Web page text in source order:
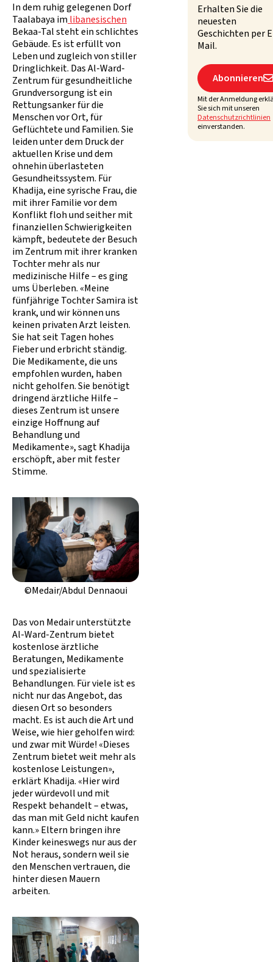
In dem ruhig gelegenen Dorf
Taalabaya imlibanesischen
Bekaa-Tal steht ein schlichtes
Gebäude. Es ist erfüllt von
Leben und zugleich von stiller
Dringlichkeit. Das Al-Ward-
Zentrum für gesundheitliche
Grundversorgung ist ein
Rettungsanker für die
Menschen vor Ort, für
Geflüchtete und Familien. Sie
leiden unter dem Druck der
aktuellen Krise und dem
ohnehin überlasteten
Gesundheitssystem. Für
Khadija, eine syrische Frau, die
mit ihrer Familie vor dem
Konflikt floh und seither mit
finanziellen Schwierigkeiten
kämpft, bedeutete der Besuch
im Zentrum mit ihrer kranken
Tochter mehr als nur
medizinische Hilfe – es ging
ums Überleben. «Meine
fünfjährige Tochter Samira ist
krank, und wir können uns
keinen privaten Arzt leisten.
Sie hat seit Tagen hohes
Fieber und erbricht ständig.
Die Medikamente, die uns
empfohlen wurden, haben
nicht geholfen. Sie benötigt
dringend ärztliche Hilfe –
dieses Zentrum ist unsere
einzige Hoffnung auf
Behandlung und
Medikamente», sagt Khadija
erschöpft, aber mit fester
Stimme.
©Medair/Abdul Dennaoui
Das von Medair unterstützte
Al-Ward-Zentrum bietet
kostenlose ärztliche
Beratungen, Medikamente
und spezialisierte
Behandlungen. Für viele ist es
nicht nur das Angebot, das
diesen Ort so besonders
macht. Es ist auch die Art und
Weise, wie hier geholfen wird:
und zwar mit Würde! «Dieses
Zentrum bietet weit mehr als
kostenlose Leistungen»,
erklärt Khadija. «Hier wird
jeder würdevoll und mit
Respekt behandelt – etwas,
das man mit Geld nicht kaufen
kann.» Eltern bringen ihre
Kinder keineswegs nur aus der
Not heraus, sondern weil sie
den Menschen vertrauen, die
hinter diesen Mauern
arbeiten.
Erhalten Sie die
neuesten
Geschichten per
Mail.
Abonnieren
Mit der Anmeldung
Sie sich mit unseren
Datenschutzrichtlinien
einverstanden.